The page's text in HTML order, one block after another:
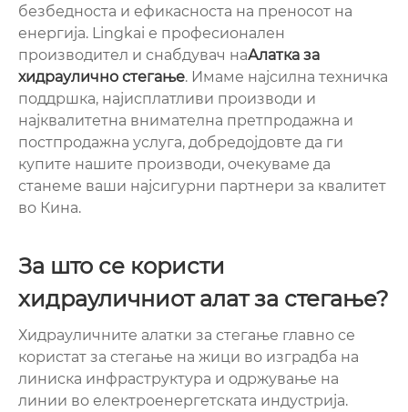
безбедноста и ефикасноста на преносот на
енергија. Lingkai е професионален
производител и снабдувач наАлатка за
хидраулично стегање. Имаме најсилна техничка
поддршка, најисплатливи производи и
најквалитетна внимателна претпродажна и
постпродажна услуга, добредојдовте да ги
купите нашите производи, очекуваме да
станеме ваши најсигурни партнери за квалитет
во Кина.
За што се користи
хидрауличниот алат за стегање?
Хидрауличните алатки за стегање главно се
користат за стегање на жици во изградба на
линиска инфраструктура и одржување на
линии во електроенергетската индустрија.